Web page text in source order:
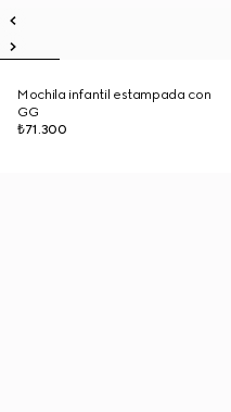
Mochila infantil estampada con
GG
₺71.300